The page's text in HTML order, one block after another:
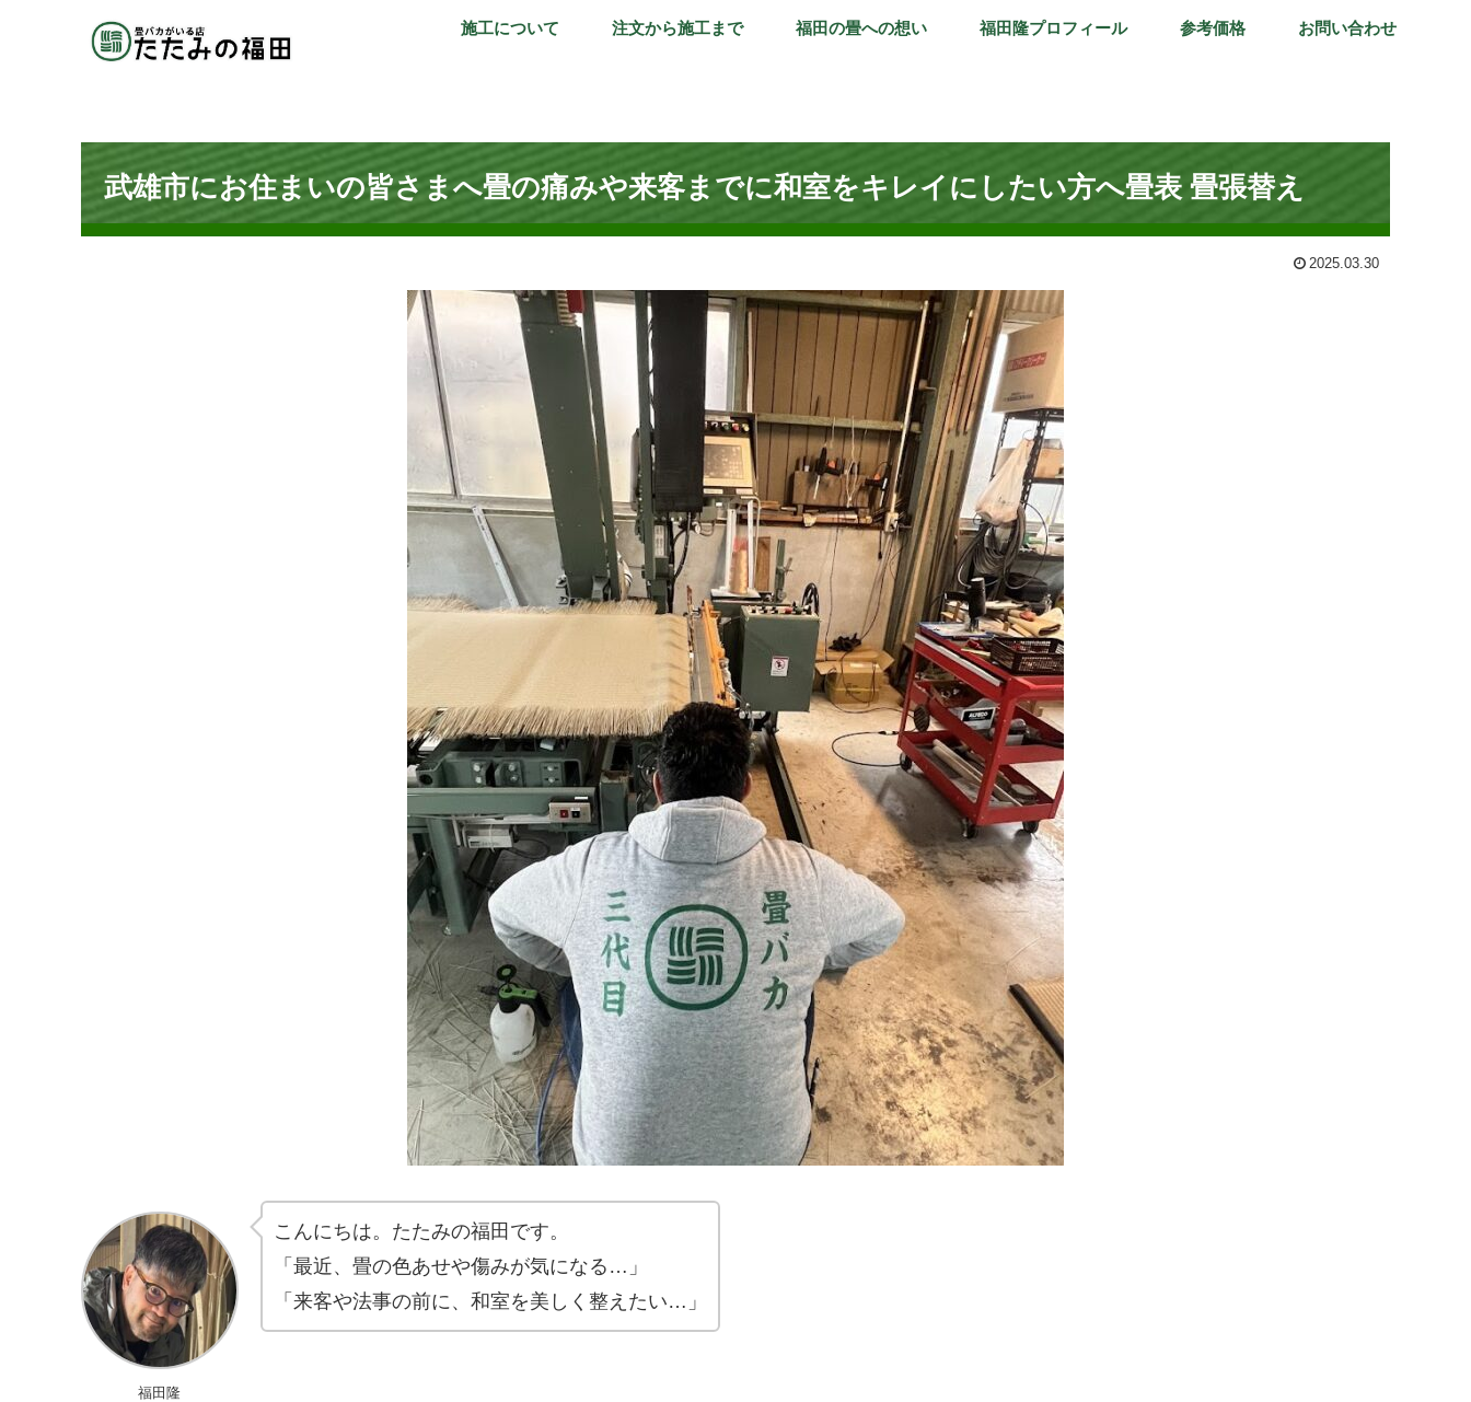
施工について 注文から施工まで 福田の畳への想い 福田隆プロフィール 参考価格 お問い合わせ
武雄市にお住まいの皆さまへ畳の痛みや来客までに和室をキレイにしたい方へ畳表 畳張替え
2025.03.30
福田隆
こんにちは。たたみの福田です。
「最近、畳の色あせや傷みが気になる…」
「来客や法事の前に、和室を美しく整えたい…」